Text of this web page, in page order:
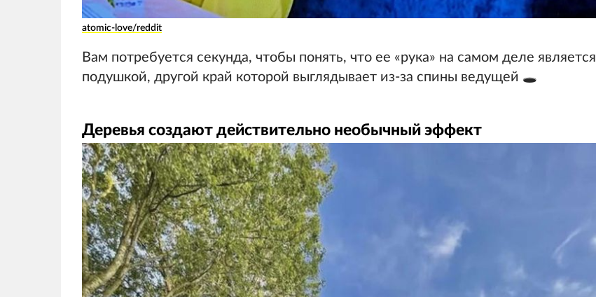
atomic-love/reddit
Вам потребуется секунда, чтобы понять, что ее «рука» на самом деле является
подушкой, другой край которой выглядывает из-за спины ведущей 🕳️
Деревья создают действительно необычный эффект